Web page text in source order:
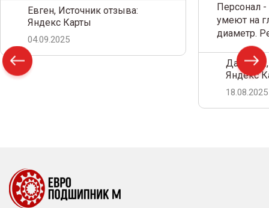
Евген, Источник отзыва:
Яндекс Карты
04.09.2025
Персонал
умеют на
диаметр.
Дамир
Яндекс
18.08.2025